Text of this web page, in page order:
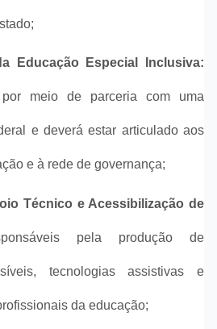
Educação Especial Inclusiva:
meio de parceria com uma
e deverá estar articulado aos
e à rede de governança;
Técnico e Acessibilização de
pela produção de
tecnologias assistivas e
da educação;